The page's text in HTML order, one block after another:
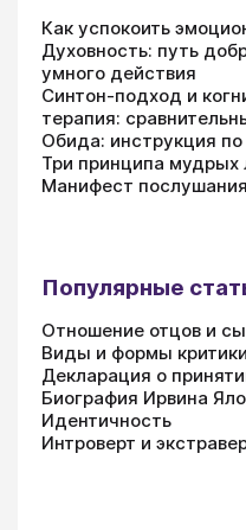
Как успокоить
Духовность: путь
умного действия
Синтон-подход и
терапия:
Обида: инструкция
Три принципа
Манифест
Популярные
Отношение отцов и
Виды и формы критики
Декларация о
Биография Ирвина
Идентичность
Интроверт и